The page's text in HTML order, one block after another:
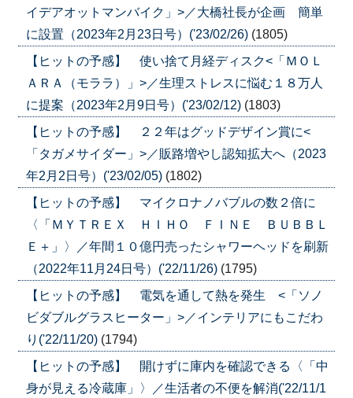
イデアオットマンバイク」>／大橋社長が企画 簡単
に設置（2023年2月23日号）('23/02/26) (1805)
【ヒットの予感】 使い捨て月経ディスク<「ＭＯＬ
ＡＲＡ（モララ）」>／生理ストレスに悩む１８万人
に提案（2023年2月9日号）('23/02/12) (1803)
【ヒットの予感】 ２２年はグッドデザイン賞に<
「タガメサイダー」>／販路増やし認知拡大へ（2023
年2月2日号）('23/02/05) (1802)
【ヒットの予感】 マイクロナノバブルの数２倍に
〈「ＭＹＴＲＥＸ ＨＩＨＯ ＦＩＮＥ ＢＵＢＢＬ
Ｅ＋」〉／年間１０億円売ったシャワーヘッドを刷新
（2022年11月24日号）('22/11/26) (1795)
【ヒットの予感】 電気を通して熱を発生 <「ソノ
ビダブルグラスヒーター」>／インテリアにもこだわ
り('22/11/20) (1794)
【ヒットの予感】 開けずに庫内を確認できる〈「中
身が見える冷蔵庫」〉／生活者の不便を解消('22/11/1